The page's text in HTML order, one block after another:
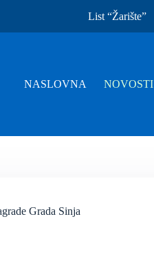
List “Žarište”
NASLOVNA NOVOSTI
Grada Sinja